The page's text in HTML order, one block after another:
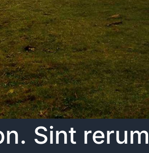
Sint rerum